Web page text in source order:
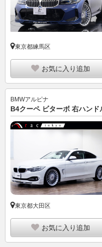
東京都練馬区
お気に入り追加
BMWアルピナ
B4クーペ ビターボ 右ハン
東京都大田区
お気に入り追加